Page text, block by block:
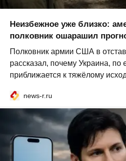
Неизбежное уже близко:
полковник ошарашил
Полковник армии США в
рассказал, почему Украина, по
приближается к тяжёлому
news-r.ru